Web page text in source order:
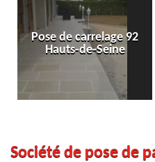
Pose de carrelage 92
Hauts-de-Seine
Société de pose de